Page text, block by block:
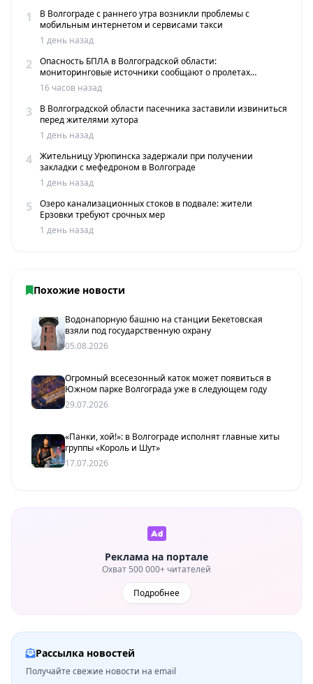
1
В Волгограде с раннего утра возникли проблемы с
мобильным интернетом и сервисами такси
1 день назад
2
Опасность БПЛА в Волгоградской области:
мониторинговые источники сообщают о пролетах
беспилотников
16 часов назад
3
В Волгоградской области пасечника заставили извиниться
перед жителями хутора
1 день назад
4
Жительницу Урюпинска задержали при получении
закладки с мефедроном в Волгограде
1 день назад
5
Озеро канализационных стоков в подвале: жители
Ерзовки требуют срочных мер
1 день назад
Похожие новости
Водонапорную башню на станции Бекетовская
взяли под государственную охрану
05.08.2026
Огромный всесезонный каток может появиться в
Южном парке Волгограда уже в следующем году
29.07.2026
«Панки, хой!»: в Волгограде исполнят главные хиты
группы «Король и Шут»
17.07.2026
Реклама на портале
Охват 500 000+ читателей
Подробнее
Рассылка новостей
Получайте свежие новости на email